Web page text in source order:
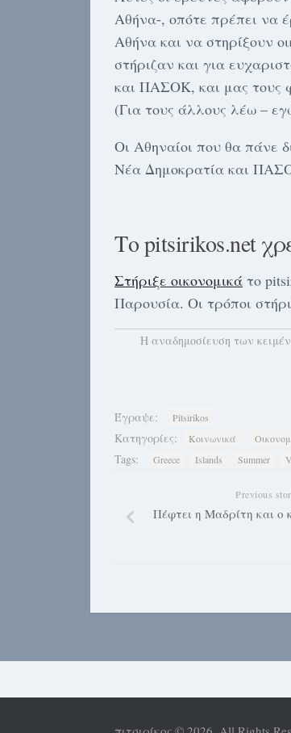
Αθήνα-, οπότε πρέπει να
Αθήνα και να στηρίξουν
στήριζαν και για
και ΠΑΣΟΚ, και μας τους
(Για τους άλλους λέω –
Οι Αθηναίοι που θα πάνε
Νέα Δημοκρατία και
Το pitsirikos.net
Στήριξε οικονομικά το
Παρουσία. Οι τρόποι
H αναδημοσίευση των
Έγραψε: Pitsirikos
Κατηγορίες: Κοινωνικά
Tags: Greece Islands Summer
Previous
Πέφτει η Μαδρίτη και ο